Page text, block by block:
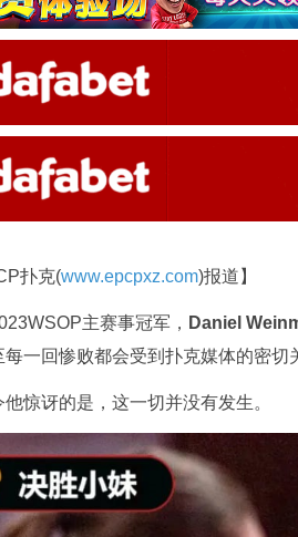
扑克(www.epcpxz.com)报道】
主赛事冠军， Daniel
一回惨败都会受到扑克媒体的密切
他惊讶的是，这一切并没有发生。